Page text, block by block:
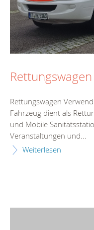
Rettungswagen
Rettungswagen
Fahrzeug dient als
und Mobile
Veranstaltungen und...
Weiterlesen